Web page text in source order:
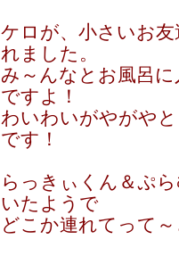
ケロが、小さいお
れました。
み～んなとお風呂
ですよ！
わいわいがやがや
です！
らっきぃくん＆ぷ
いたようで
どこか連れてって